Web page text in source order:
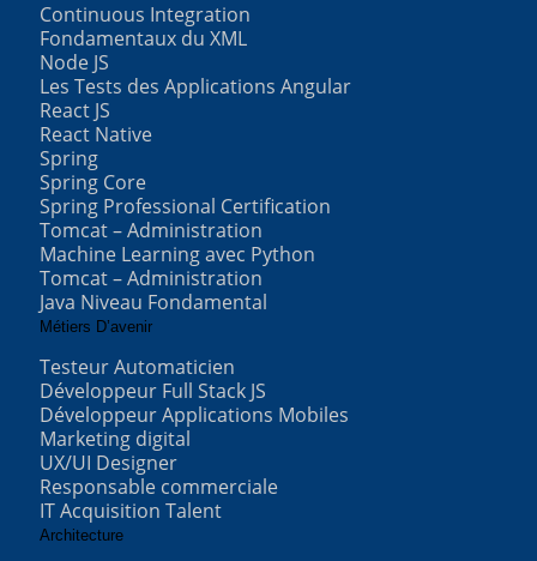
Continuous Integration
Fondamentaux du XML
Node JS
Les Tests des Applications Angular
React JS
React Native
Spring
Spring Core
Spring Professional Certification
Tomcat – Administration
Machine Learning avec Python
Tomcat – Administration
Java Niveau Fondamental
Métiers D’avenir
Testeur Automaticien
Développeur Full Stack JS
Développeur Applications Mobiles
Marketing digital
UX/UI Designer
Responsable commerciale
IT Acquisition Talent
Architecture